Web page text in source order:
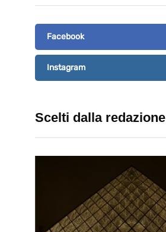
Facebook
Instagram
Scelti dalla redazione